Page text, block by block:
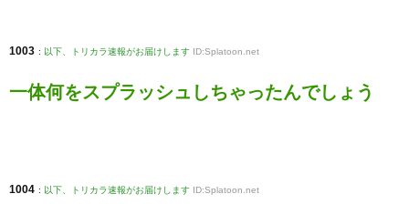
1003 : 以下、トリカラ速報がお届けします ID:Splatoon.net
一体何をスプラッシュしちゃったんでしょう
1004 : 以下、トリカラ速報がお届けします ID:Splatoon.net